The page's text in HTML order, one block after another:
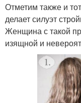
Отметим также и
делает силуэт
Женщина с такой
изящной и